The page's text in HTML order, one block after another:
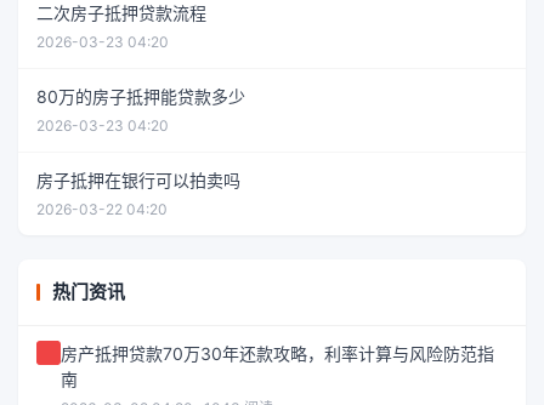
二次房子抵押贷款流程
2026-03-23 04:20
80万的房子抵押能贷款多少
2026-03-23 04:20
房子抵押在银行可以拍卖吗
2026-03-22 04:20
热门资讯
房产抵押贷款70万30年还款攻略，利率计算与风险防范指
南